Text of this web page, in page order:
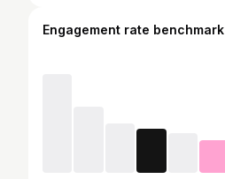
Engagement rate benchmark